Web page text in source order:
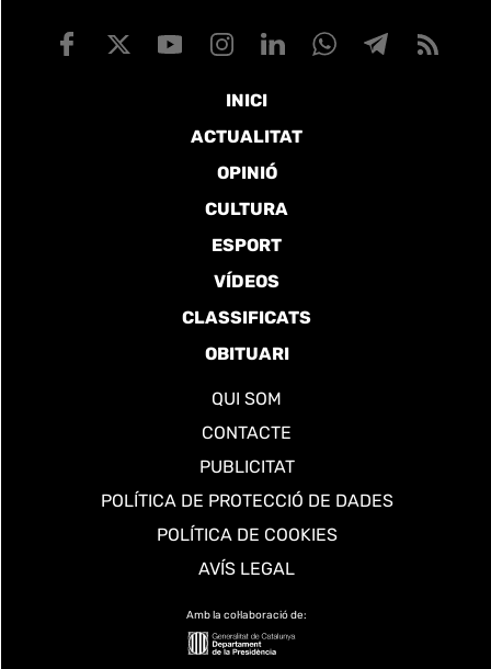
INICI
ACTUALITAT
OPINIÓ
CULTURA
ESPORT
VÍDEOS
CLASSIFICATS
OBITUARI
QUI SOM
CONTACTE
PUBLICITAT
POLÍTICA DE PROTECCIÓ DE DADES
POLÍTICA DE COOKIES
AVÍS LEGAL
Amb la col·laboració de: